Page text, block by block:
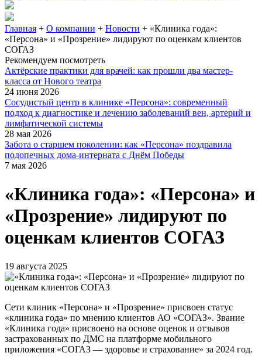
Главная + О компании + Новости + «Клиника года»:
«Персона» и «Прозрение» лидируют по оценкам клиентов
СОГАЗ
Рекомендуем посмотреть
Актёрские практики для врачей: как прошли два мастер-
класса от Нового театра
24 июня 2026
Сосудистый центр в клинике «Персона»: современный
подход к диагностике и лечению заболеваний вен, артерий и
лимфатической системы
28 мая 2026
Забота о старшем поколении: как «Персона» поздравила
подопечных дома-интерната с Днём Победы
7 мая 2026
«Клиника года»: «Персона» и
«Прозрение» лидируют по
оценкам клиентов СОГАЗ
19 августа 2025
Сети клиник «Персона» и «Прозрение» присвоен статус
«клиника года» по мнению клиентов АО «СОГАЗ». Звание
«Клиника года» присвоено на основе оценок и отзывов
застрахованных по ДМС на платформе мобильного
приложения «СОГАЗ — здоровье и страхование» за 2024 год.